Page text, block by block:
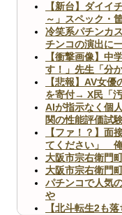
【新台】ダイイ
～」スペック・
冷笑系パチンカ
チンコの演出に
【衝撃画像】中
す！」先生「分
【悲報】AV女
を寄付→ X民「
AIが指示なく個
関の性能評価試
【ファ！？】面
てください」
大阪市宗右衛門
大阪市宗右衛門
パチンコで人気
や
【北斗転生2も